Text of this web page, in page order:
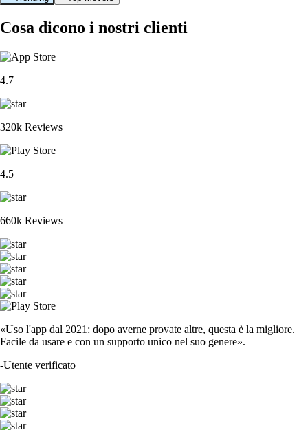
Cosa dicono i nostri clienti
4.7
320k Reviews
4.5
660k Reviews
«Uso l'app dal 2021: dopo averne provate altre, questa è la migliore.
Facile da usare e con un supporto unico nel suo genere».
-Utente verificato